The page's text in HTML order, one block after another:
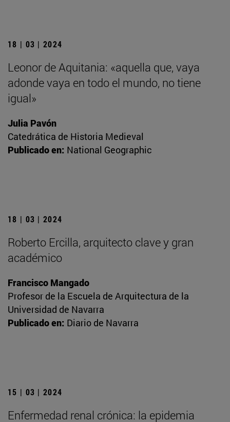
18 | 03 | 2024
Leonor de Aquitania: «aquella que, vaya
adonde vaya en todo el mundo, no tiene
igual»
Julia Pavón
Catedrática de Historia Medieval
Publicado en: National Geographic
18 | 03 | 2024
Roberto Ercilla, arquitecto clave y gran
académico
Francisco Mangado
Profesor de la Escuela de Arquitectura de la
Universidad de Navarra
Publicado en: Diario de Navarra
15 | 03 | 2024
Enfermedad renal crónica: la epidemia